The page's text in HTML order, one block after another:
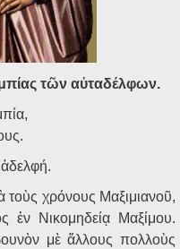
τῶν αὐταδέλφων.
τοὺς χρόνους Μαξιμιανοῦ,
ἐν Νικομηδείᾳ Μαξίμου.
μὲ ἄλλους πολλοὺς